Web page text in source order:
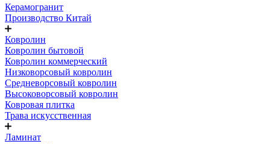
Керамогранит
Производство Китай
Ковролин
Ковролин бытовой
Ковролин коммерческий
Низковорсовый ковролин
Средневорсовый ковролин
Высоковорсовый ковролин
Ковровая плитка
Трава искусственная
Ламинат